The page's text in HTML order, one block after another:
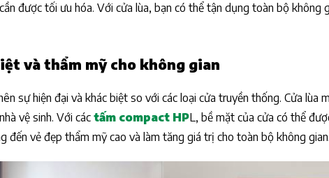
được tối ưu hóa. Với cửa lùa, bạn có thể tận dụng toàn bộ không
và thẩm mỹ cho không gian
sự hiện đại và khác biệt so với các loại cửa truyền thống. Cửa lùa
vệ sinh. Với các tấm compact HPL, bề mặt của cửa có thể
đến vẻ đẹp thẩm mỹ cao và làm tăng giá trị cho toàn bộ không gian.